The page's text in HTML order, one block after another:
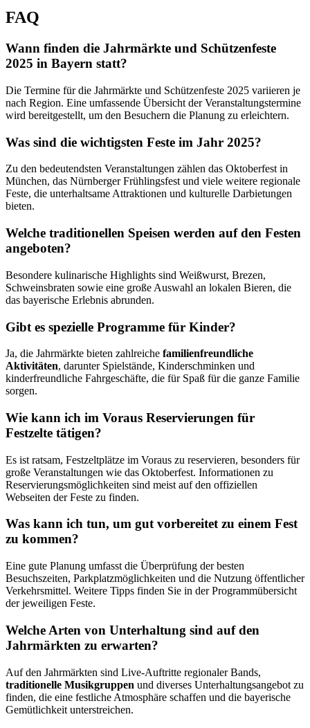
FAQ
Wann finden die Jahrmärkte und Schützenfeste
2025 in Bayern statt?
Die Termine für die Jahrmärkte und Schützenfeste 2025 variieren je
nach Region. Eine umfassende Übersicht der Veranstaltungstermine
wird bereitgestellt, um den Besuchern die Planung zu erleichtern.
Was sind die wichtigsten Feste im Jahr 2025?
Zu den bedeutendsten Veranstaltungen zählen das Oktoberfest in
München, das Nürnberger Frühlingsfest und viele weitere regionale
Feste, die unterhaltsame Attraktionen und kulturelle Darbietungen
bieten.
Welche traditionellen Speisen werden auf den Festen
angeboten?
Besondere kulinarische Highlights sind Weißwurst, Brezen,
Schweinsbraten sowie eine große Auswahl an lokalen Bieren, die
das bayerische Erlebnis abrunden.
Gibt es spezielle Programme für Kinder?
Ja, die Jahrmärkte bieten zahlreiche familienfreundliche
Aktivitäten, darunter Spielstände, Kinderschminken und
kinderfreundliche Fahrgeschäfte, die für Spaß für die ganze Familie
sorgen.
Wie kann ich im Voraus Reservierungen für
Festzelte tätigen?
Es ist ratsam, Festzeltplätze im Voraus zu reservieren, besonders für
große Veranstaltungen wie das Oktoberfest. Informationen zu
Reservierungsmöglichkeiten sind meist auf den offiziellen
Webseiten der Feste zu finden.
Was kann ich tun, um gut vorbereitet zu einem Fest
zu kommen?
Eine gute Planung umfasst die Überprüfung der besten
Besuchszeiten, Parkplatzmöglichkeiten und die Nutzung öffentlicher
Verkehrsmittel. Weitere Tipps finden Sie in der Programmübersicht
der jeweiligen Feste.
Welche Arten von Unterhaltung sind auf den
Jahrmärkten zu erwarten?
Auf den Jahrmärkten sind Live-Auftritte regionaler Bands,
traditionelle Musikgruppen und diverses Unterhaltungsangebot zu
finden, die eine festliche Atmosphäre schaffen und die bayerische
Gemütlichkeit unterstreichen.